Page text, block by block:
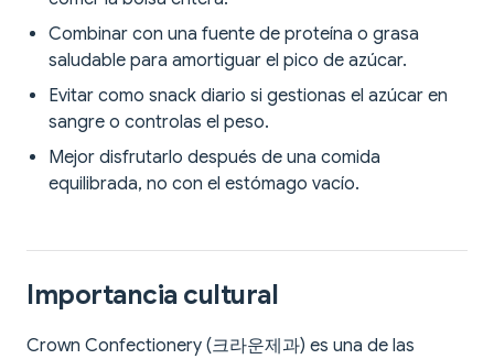
Combinar con una fuente de proteína o grasa
saludable para amortiguar el pico de azúcar.
Evitar como snack diario si gestionas el azúcar en
sangre o controlas el peso.
Mejor disfrutarlo después de una comida
equilibrada, no con el estómago vacío.
Importancia cultural
Crown Confectionery (크라운제과) es una de las